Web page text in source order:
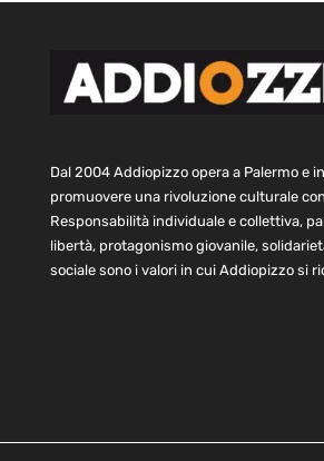
Dal 2004 Addiopizzo opera a Palermo e
promuovere una rivoluzione culturale
Responsabilità individuale e collettiva,
libertà, protagonismo giovanile,
sociale sono i valori in cui Addiopizzo si